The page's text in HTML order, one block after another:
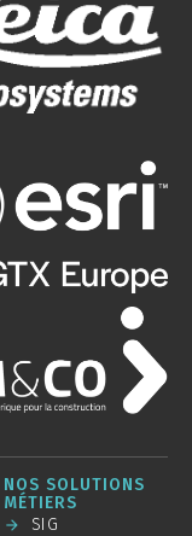
NOS SOLUTIONS
MÉTIERS
SIG